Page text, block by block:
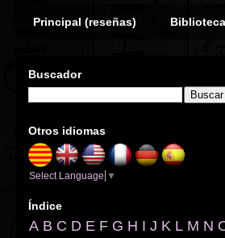
Principal (reseñas) Biblioteca
Buscador
Otros idiomas
Select Language ▼
Índice
A B C D E F G H I J K L M N